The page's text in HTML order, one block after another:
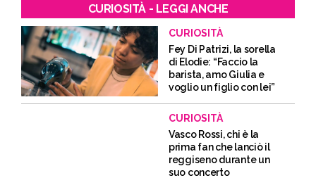
CURIOSITÀ - LEGGI ANCHE
CURIOSITÀ
Fey Di Patrizi, la sorella
di Elodie: “Faccio la
barista, amo Giulia e
voglio un figlio con lei”
CURIOSITÀ
Vasco Rossi, chi è la
prima fan che lanciò il
reggiseno durante un
suo concerto